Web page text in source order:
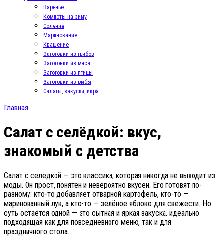
Варенье
Компоты на зиму
Соление
Маринование
Квашение
Заготовки из грибов
Заготовки из мяса
Заготовки из птицы
Заготовки из рыбы
Салаты, закуски, икра
Главная
Салат с селёдкой: вкус,
знакомый с детства
Салат с селедкой — это классика, которая никогда не выходит из
моды. Он прост, понятен и невероятно вкусен. Его готовят по-
разному: кто-то добавляет отварной картофель, кто-то —
маринованный лук, а кто-то — зелёное яблоко для свежести. Но
суть остаётся одной — это сытная и яркая закуска, идеально
подходящая как для повседневного меню, так и для
праздничного стола.